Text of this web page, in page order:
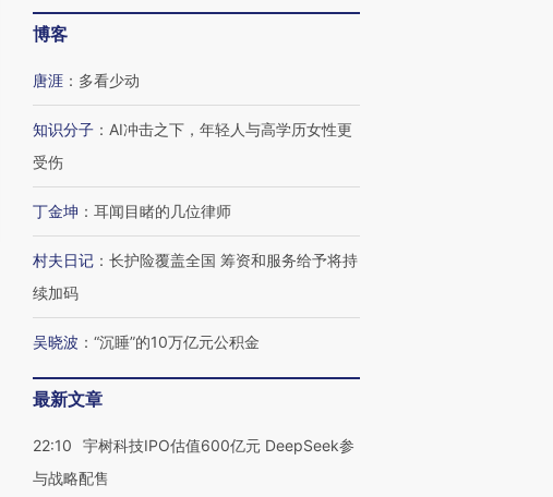
博客
唐涯 ： 多看少动
知识分子 ： AI冲击之下，年轻人与高学历女性更
受伤
丁金坤 ： 耳闻目睹的几位律师
村夫日记 ： 长护险覆盖全国 筹资和服务给予将持
续加码
吴晓波 ： “沉睡”的10万亿元公积金
最新文章
22:10
宇树科技IPO估值600亿元 DeepSeek参
与战略配售